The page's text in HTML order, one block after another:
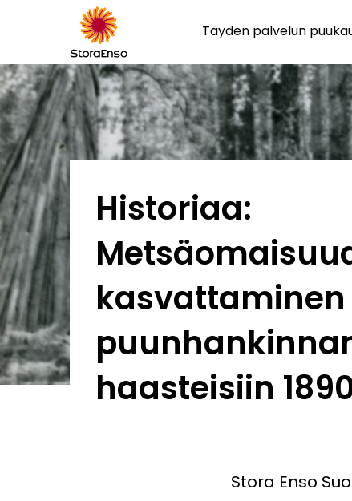
Täyden palvelun
Historiaa:
haasteisiin
Stora Enso